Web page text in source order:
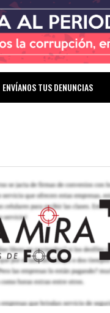
ENVÍANOS TUS DENUNCIAS